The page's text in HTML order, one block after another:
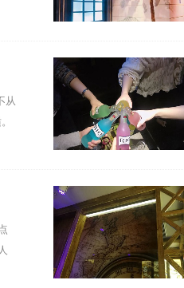
了最爱的现代爱情故事！,过年
老杭州风情！,杭州余杭区仁和
从